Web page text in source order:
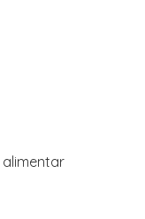
alimentar